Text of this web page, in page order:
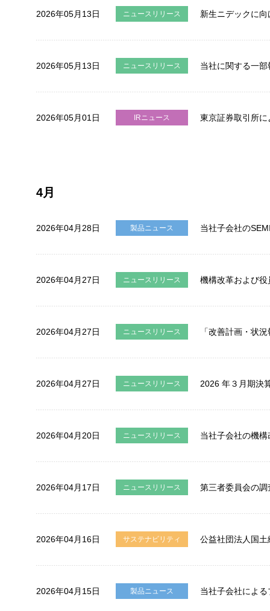
2026年05月13日 ニュースリリース 新生ニデックに
2026年05月13日 ニュースリリース 当社に関する一
2026年05月01日 IRニュース 東京証券取引所
4月
2026年04月28日 製品ニュース 当社子会社の
2026年04月27日 ニュースリリース 機構改革および
2026年04月27日 ニュースリリース 「改善計画・状
2026年04月27日 ニュースリリース 2026 年３月期決
2026年04月20日 ニュースリリース 当社子会社の機
2026年04月17日 ニュースリリース 第三者委員会の
2026年04月16日 サステナビリティ 公益社団法人国
2026年04月15日 製品ニュース 当社子会社によ
電子公告
企業情報
株主・投資家情報
サステナビリティ
採用情報
お問い合わせ
SNS公式アカウント
Nidec公式Facebookアカウント
Nidec公式Twitterアカウント
Nidec公式Instagramアカウ